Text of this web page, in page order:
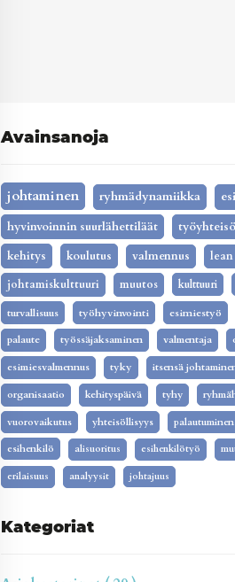
Avainsanoja
johtaminen ryhmädynamiikka
hyvinvoinnin suurlähettiläät
työyhteisö
kehitys
koulutus valmennus lean
johtamiskulttuuri
muutos kulttuuri
turvallisuus
työhyvinvointi esimiestyö
palaute työssäjaksaminen valmentaja
esimiesvalmennus tyky itsensä
organisaatio kehityspäivä tyhy
vuorovaikutus yhteisöllisyys palautuminen
esihenkilö
alisuoritus esihenkilötyö
erilaisuus analyysit johtajuus
Kategoriat